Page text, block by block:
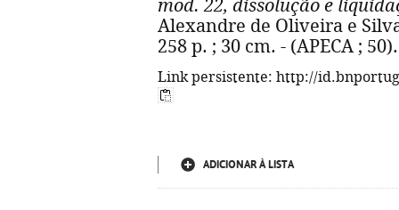
mod. 22, dissolução e
Alexandre de Oliveira e
258 p. ; 30 cm. - (APECA ;
Link persistente: http://
ADICIONAR À LISTA